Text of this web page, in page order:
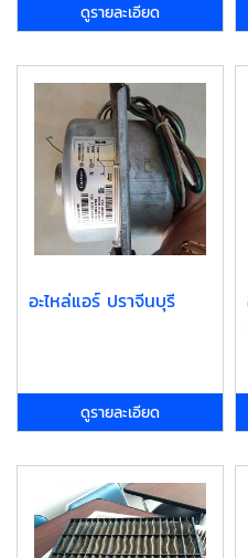
ดูรายละเอียด
อะไหล่แอร์ ปราจีนบุรี
ดูรายละเอียด